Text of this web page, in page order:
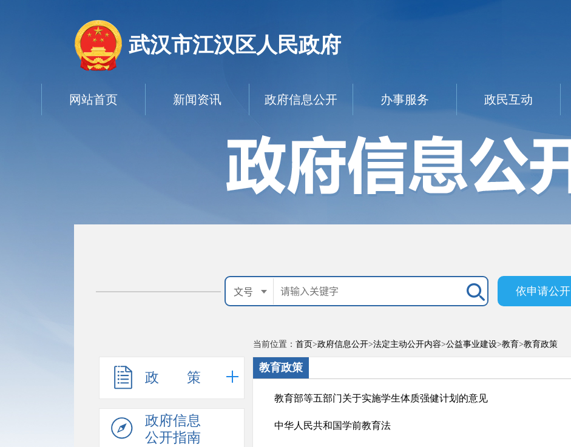
武汉市江汉区人民政府
依申请公开
网站首页 新闻资讯 政府信息公开 办事服务 政民互动
政 策
政府信息
公开指南
当前位置： 首页>政府信息公开>法定主动公开内容>公益事业建设>教育>教育政策
教育政策
教育部等五部门关于实施学生体质强健计划的意见
中华人民共和国学前教育法